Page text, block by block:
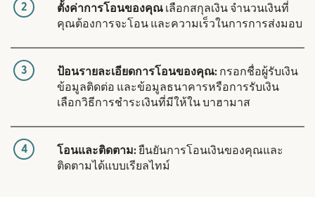
2 ตั้งค่าการโอนของคุณ เลือกสกุลเงิน จำนวนเงินที่
คุณต้องการจะโอน และความเร็วในการการส่งมอบ
3 ป้อนรายละเอียดการโอนของคุณ: กรอกชื่อผู้รับเงิน
ข้อมูลติดต่อ และข้อมูลธนาคารหรือการรับเงิน
เลือกวิธีการชำระเงินที่มีให้ใน บาฮามาส
4 โอนและติดตาม:ยืนยันการโอนเงินของคุณและ
ติดตามได้แบบเรียลไทม์